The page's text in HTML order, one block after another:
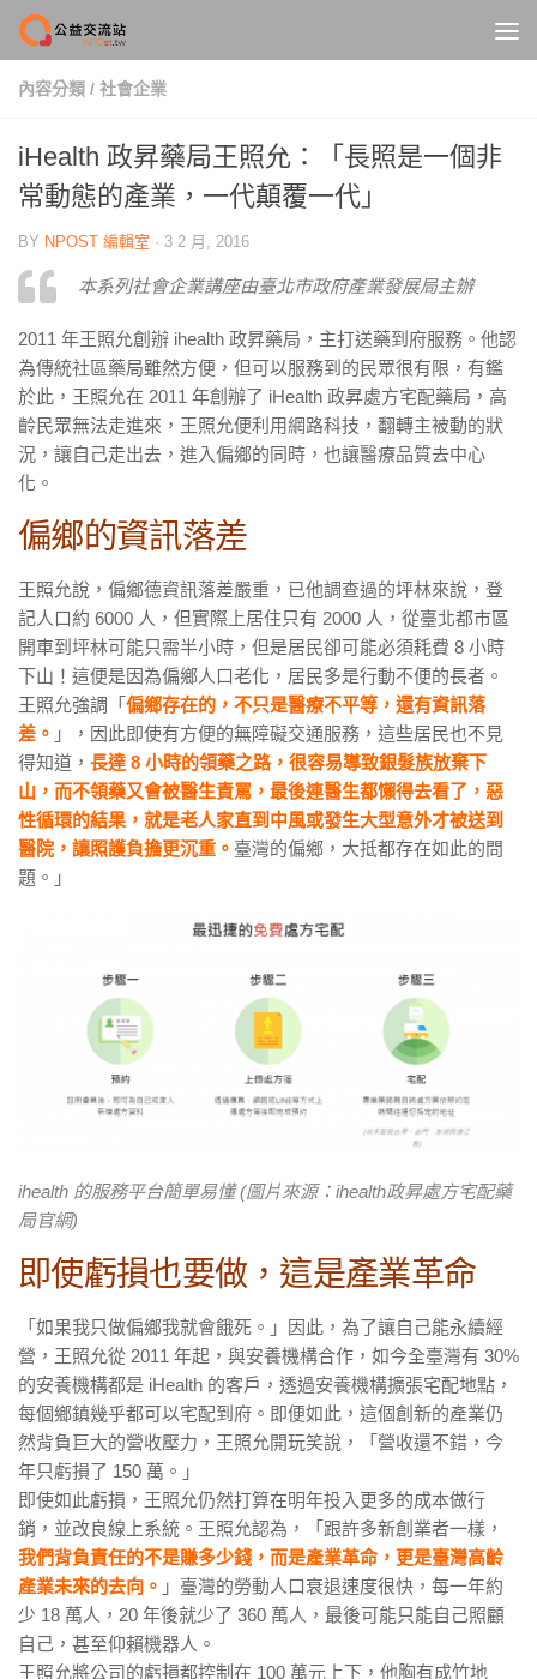
Skip to content
內容分類 / 社會企業
iHealth 政昇藥局王照允：「長照是一個非
常動態的產業，一代顛覆一代」
BY NPOST 編輯室 · 3 2 月, 2016
本系列社會企業講座由臺北市政府產業發展局主辦
2011 年王照允創辦 ihealth 政昇藥局，主打送藥到府服務。他認
為傳統社區藥局雖然方便，但可以服務到的民眾很有限，有鑑
於此，王照允在 2011 年創辦了 iHealth 政昇處方宅配藥局，高
齡民眾無法走進來，王照允便利用網路科技，翻轉主被動的狀
況，讓自己走出去，進入偏鄉的同時，也讓醫療品質去中心
化。
偏鄉的資訊落差
王照允說，偏鄉德資訊落差嚴重，已他調查過的坪林來說，登
記人口約 6000 人，但實際上居住只有 2000 人，從臺北都市區
開車到坪林可能只需半小時，但是居民卻可能必須耗費 8 小時
下山！這便是因為偏鄉人口老化，居民多是行動不便的長者。
王照允強調「 偏鄉存在的，不只是醫療不平等，還有資訊落
差。 」，因此即使有方便的無障礙交通服務，這些居民也不見
得知道， 長達 8 小時的領藥之路，很容易導致銀髮族放棄下
山，而不領藥又會被醫生責罵，最後連醫生都懶得去看了，惡
性循環的結果，就是老人家直到中風或發生大型意外才被送到
醫院，讓照護負擔更沉重。 臺灣的偏鄉，大抵都存在如此的問
題。」
ihealth 的服務平台簡單易懂 (圖片來源：ihealth政昇處方宅配藥
局官網)
即使虧損也要做，這是產業革命
「如果我只做偏鄉我就會餓死。」因此，為了讓自己能永續經
營，王照允從 2011 年起，與安養機構合作，如今全臺灣有 30%
的安養機構都是 iHealth 的客戶，透過安養機構擴張宅配地點，
每個鄉鎮幾乎都可以宅配到府。即便如此，這個創新的產業仍
然背負巨大的營收壓力，王照允開玩笑說，「營收還不錯，今
年只虧損了 150 萬。」
即使如此虧損，王照允仍然打算在明年投入更多的成本做行
銷，並改良線上系統。王照允認為，「跟許多新創業者一樣，
我們背負責任的不是賺多少錢，而是產業革命，更是臺灣高齡
產業未來的去向。 」臺灣的勞動人口衰退速度很快，每一年約
少 18 萬人，20 年後就少了 360 萬人，最後可能只能自己照顧
自己，甚至仰賴機器人。
王照允將公司的虧損都控制在 100 萬元上下，他胸有成竹地